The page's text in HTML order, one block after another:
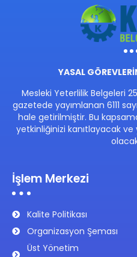
YASAL
Mesleki Yeterlilik Belgeleri
gazetede yayımlanan 6111
hale getirilmiştir. Bu
yetkinliğinizi kanıtlayacak
İşlem Merkezi
Kalite Politikası
Organizasyon Şeması
Üst Yönetim